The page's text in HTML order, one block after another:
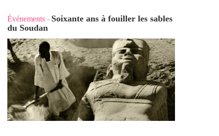
Événements - Soixante ans à fouiller les sables
du Soudan